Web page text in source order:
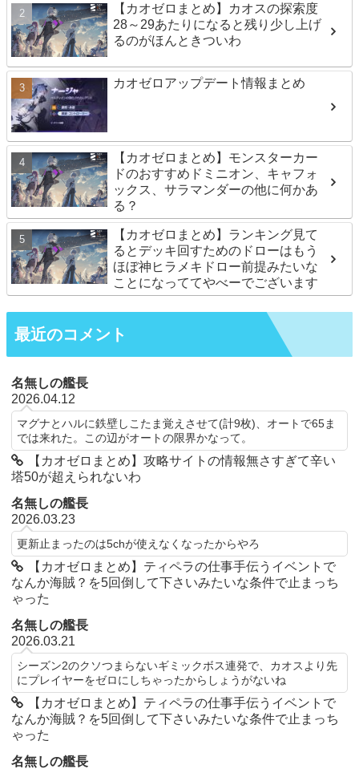
【カオゼロまとめ】カオスの探索度
28～29あたりになると残り少し上げ
るのがほんときついわ
カオゼロアップデート情報まとめ
【カオゼロまとめ】モンスターカー
ドのおすすめドミニオン、キャフォ
ックス、サラマンダーの他に何かあ
る？
【カオゼロまとめ】ランキング見て
るとデッキ回すためのドローはもう
ほぼ神ヒラメキドロー前提みたいな
ことになっててやべーでございます
最近のコメント
名無しの艦長
2026.04.12
マグナとハルに鉄壁しこたま覚えさせて(計9枚)、オートで65ま
では来れた。この辺がオートの限界かなって。
【カオゼロまとめ】攻略サイトの情報無さすぎて辛い
塔50が超えられないわ
名無しの艦長
2026.03.23
更新止まったのは5chが使えなくなったからやろ
【カオゼロまとめ】ティペラの仕事手伝うイベントで
なんか海賊？を5回倒して下さいみたいな条件で止まっち
ゃった
名無しの艦長
2026.03.21
シーズン2のクソつまらないギミックボス連発で、カオスより先
にプレイヤーをゼロにしちゃったからしょうがないね
【カオゼロまとめ】ティペラの仕事手伝うイベントで
なんか海賊？を5回倒して下さいみたいな条件で止まっち
ゃった
名無しの艦長